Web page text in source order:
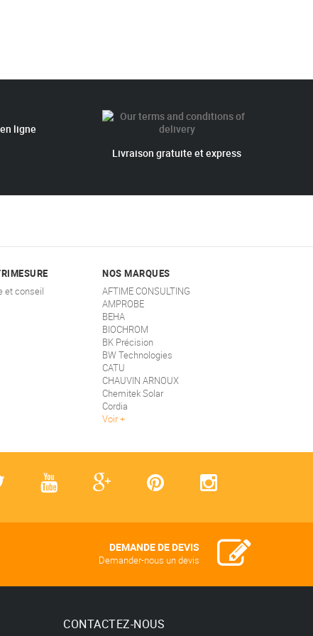
ligne
Livraison gratuite et express
et conseil
NOS MARQUES
AFTIME CONSULTING
AMPROBE
BEHA
BIOCHROM
BK Précision
BW Technologies
CATU
CHAUVIN ARNOUX
Chemitek Solar
Cordia
Voir
DEMANDE DE DEVIS
Demander-nous un devis
CONTACTEZ-NOUS